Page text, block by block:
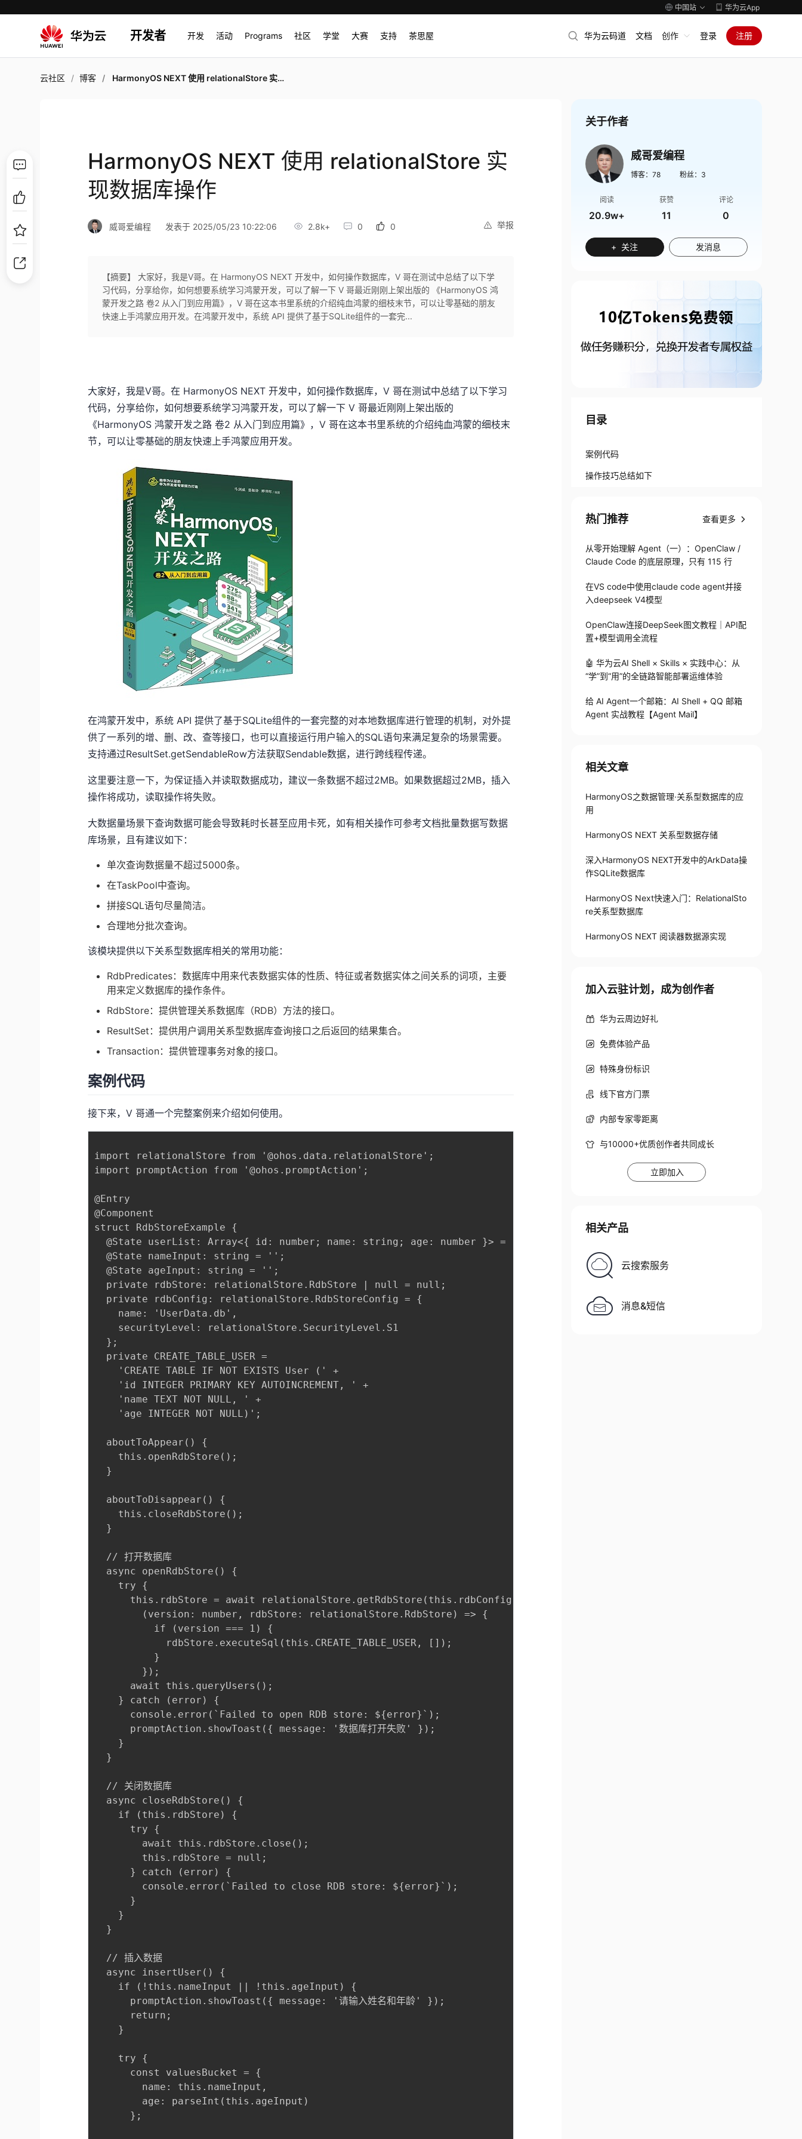
中国站 华为云App
开发者 开发 活动 Programs 社区 学堂 大赛 支持 茶思屋 华为云码道 文档 创作 登录 注册
云社区 博客 HarmonyOS NEXT 使用 relationalStore 实现数据库操作
HarmonyOS NEXT 使用 relationalStore 实
现数据库操作
举报
威哥爱编程 发表于 2025/05/23 10:22:06 2.8k+ 0 0
【摘要】 大家好，我是V哥。在 HarmonyOS NEXT 开发中，如何操作数据库，V 哥在测试中总结了以下学
习代码，分享给你，如何想要系统学习鸿蒙开发，可以了解一下 V 哥最近刚刚上架出版的 《HarmonyOS 鸿
蒙开发之路 卷2 从入门到应用篇》，V 哥在这本书里系统的介绍纯血鸿蒙的细枝末节，可以让零基础的朋友
快速上手鸿蒙应用开发。在鸿蒙开发中，系统 API 提供了基于SQLite组件的一套完...
大家好，我是V哥。在 HarmonyOS NEXT 开发中，如何操作数据库，V 哥在测试中总结了以下学习
代码，分享给你，如何想要系统学习鸿蒙开发，可以了解一下 V 哥最近刚刚上架出版的
《HarmonyOS 鸿蒙开发之路 卷2 从入门到应用篇》，V 哥在这本书里系统的介绍纯血鸿蒙的细枝末
节，可以让零基础的朋友快速上手鸿蒙应用开发。
在鸿蒙开发中，系统 API 提供了基于SQLite组件的一套完整的对本地数据库进行管理的机制，对外提
供了一系列的增、删、改、查等接口，也可以直接运行用户输入的SQL语句来满足复杂的场景需要。
支持通过ResultSet.getSendableRow方法获取Sendable数据，进行跨线程传递。
这里要注意一下，为保证插入并读取数据成功，建议一条数据不超过2MB。如果数据超过2MB，插入
操作将成功，读取操作将失败。
大数据量场景下查询数据可能会导致耗时长甚至应用卡死，如有相关操作可参考文档批量数据写数据
库场景，且有建议如下：
单次查询数据量不超过5000条。
在TaskPool中查询。
拼接SQL语句尽量简洁。
合理地分批次查询。
该模块提供以下关系型数据库相关的常用功能：
RdbPredicates：数据库中用来代表数据实体的性质、特征或者数据实体之间关系的词项，主要
用来定义数据库的操作条件。
RdbStore：提供管理关系数据库（RDB）方法的接口。
ResultSet：提供用户调用关系型数据库查询接口之后返回的结果集合。
Transaction：提供管理事务对象的接口。
案例代码
接下来，V 哥通一个完整案例来介绍如何使用。
import relationalStore from '@ohos.data.relationalStore';
import promptAction from '@ohos.promptAction';
@Entry
@Component
struct RdbStoreExample {
  @State userList: Array<{ id: number; name: string; age: number }> = [];
  @State nameInput: string = '';
  @State ageInput: string = '';
  private rdbStore: relationalStore.RdbStore | null = null;
  private rdbConfig: relationalStore.RdbStoreConfig = {
    name: 'UserData.db',
    securityLevel: relationalStore.SecurityLevel.S1
  };
  private CREATE_TABLE_USER =
    'CREATE TABLE IF NOT EXISTS User (' +
    'id INTEGER PRIMARY KEY AUTOINCREMENT, ' +
    'name TEXT NOT NULL, ' +
    'age INTEGER NOT NULL)';
  aboutToAppear() {
    this.openRdbStore();
  }
  aboutToDisappear() {
    this.closeRdbStore();
  }
  // 打开数据库
  async openRdbStore() {
    try {
      this.rdbStore = await relationalStore.getRdbStore(this.rdbConfig, 1,
        (version: number, rdbStore: relationalStore.RdbStore) => {
          if (version === 1) {
            rdbStore.executeSql(this.CREATE_TABLE_USER, []);
          }
        });
      await this.queryUsers();
    } catch (error) {
      console.error(`Failed to open RDB store: ${error}`);
      promptAction.showToast({ message: '数据库打开失败' });
    }
  }
  // 关闭数据库
  async closeRdbStore() {
    if (this.rdbStore) {
      try {
        await this.rdbStore.close();
        this.rdbStore = null;
      } catch (error) {
        console.error(`Failed to close RDB store: ${error}`);
      }
    }
  }
  // 插入数据
  async insertUser() {
    if (!this.nameInput || !this.ageInput) {
      promptAction.showToast({ message: '请输入姓名和年龄' });
      return;
    }
    try {
      const valuesBucket = {
        name: this.nameInput,
        age: parseInt(this.ageInput)
      };
关于作者
威哥爱编程
博客： 78 粉丝： 3
阅读
20.9w+
获赞
11
评论
0
+ 关注 发消息
目录
案例代码
操作技巧总结如下
热门推荐 查看更多
从零开始理解 Agent（一）：OpenClaw /
Claude Code 的底层原理，只有 115 行
在VS code中使用claude code agent并接
入deepseek V4模型
OpenClaw连接DeepSeek图文教程｜API配
置+模型调用全流程
🤖 华为云AI Shell × Skills × 实践中心：从
“学”到“用”的全链路智能部署运维体验
给 AI Agent一个邮箱：AI Shell + QQ 邮箱
Agent 实战教程【Agent Mail】
相关文章
HarmonyOS之数据管理·关系型数据库的应
用
HarmonyOS NEXT 关系型数据存储
深入HarmonyOS NEXT开发中的ArkData操
作SQLite数据库
HarmonyOS Next快速入门：RelationalSto
re关系型数据库
HarmonyOS NEXT 阅读器数据源实现
加入云驻计划，成为创作者
华为云周边好礼
免费体验产品
特殊身份标识
线下官方门票
内部专家零距离
与10000+优质创作者共同成长
立即加入
相关产品
云搜索服务
消息&短信